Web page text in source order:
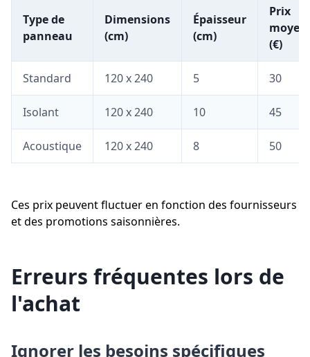
Type de
panneau
Dimensions
(cm)
Épaisseur
(cm)
Prix
moyen
(€)
Standard 120 x 240 5 30
Isolant 120 x 240 10 45
Acoustique 120 x 240 8 50
Ces prix peuvent fluctuer en fonction des fournisseurs
et des promotions saisonnières.
Erreurs fréquentes lors de
l'achat
Ignorer les besoins spécifiques